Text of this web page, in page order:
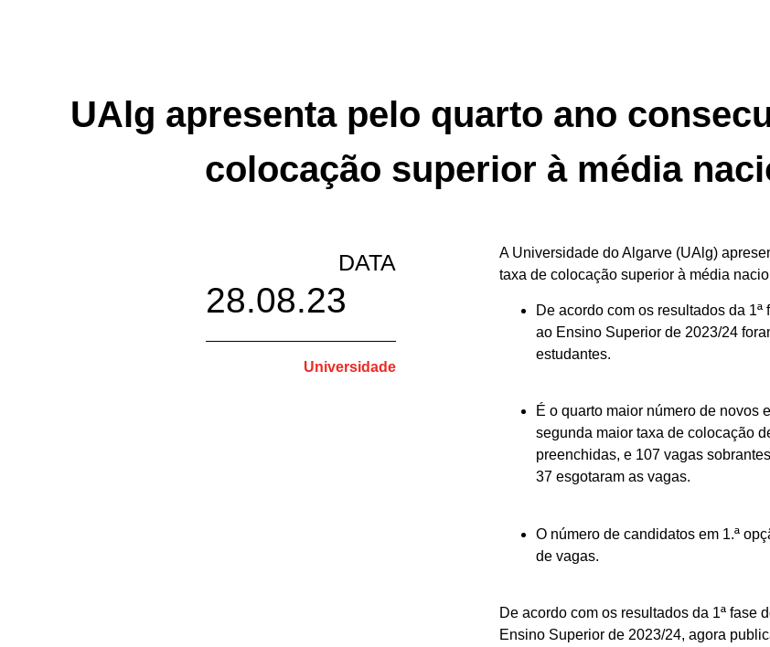
UAlg apresenta pelo quarto ano
colocação superior à média
DATA
28.08.23
Universidade
A Universidade do Algarve (UAlg)
taxa de colocação superior à média
De acordo com os resultados da
ao Ensino Superior de 2023/24
estudantes.
É o quarto maior número de novos
segunda maior taxa de colocação
preenchidas, e 107 vagas
37 esgotaram as vagas.
O número de candidatos em 1.ª
de vagas.
De acordo com os resultados da 1ª fase
Ensino Superior de 2023/24, agora